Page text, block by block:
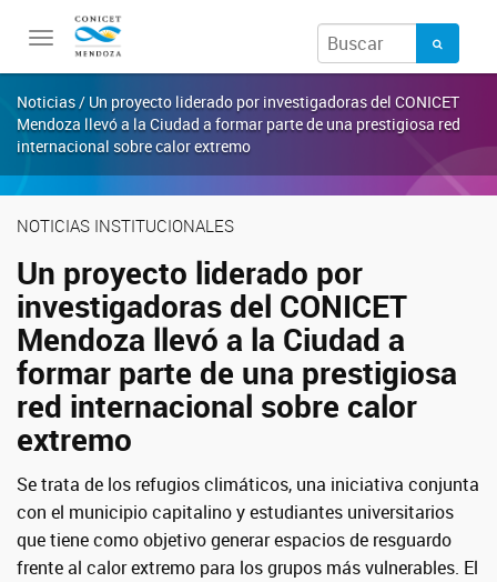
Toggle
navigation
Noticias / Un proyecto liderado por investigadoras del CONICET
Mendoza llevó a la Ciudad a formar parte de una prestigiosa red
internacional sobre calor extremo
NOTICIAS INSTITUCIONALES
Un proyecto liderado por
investigadoras del CONICET
Mendoza llevó a la Ciudad a
formar parte de una prestigiosa
red internacional sobre calor
extremo
Se trata de los refugios climáticos, una iniciativa conjunta
con el municipio capitalino y estudiantes universitarios
que tiene como objetivo generar espacios de resguardo
frente al calor extremo para los grupos más vulnerables. El